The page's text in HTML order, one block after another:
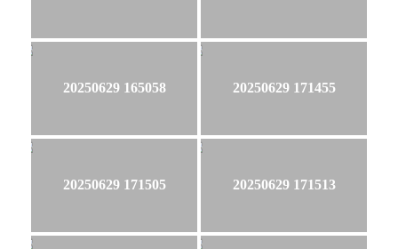
20250629 165058 20250629 171455
20250629 171505 20250629 171513